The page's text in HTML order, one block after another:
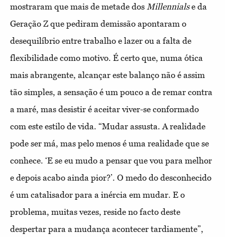
mostraram que mais de metade dos Millennialse da
Geração Z que pediram demissão apontaram o
desequilíbrio entre trabalho e lazer ou a falta de
flexibilidade como motivo. É certo que, numa ótica
mais abrangente, alcançar este balanço não é assim
tão simples, a sensação é um pouco a de remar contra
a maré, mas desistir é aceitar viver-se conformado
com este estilo de vida. “Mudar assusta. A realidade
pode ser má, mas pelo menos é uma realidade que se
conhece. ‘E se eu mudo a pensar que vou para melhor
e depois acabo ainda pior?’. O medo do desconhecido
é um catalisador para a inércia em mudar. E o
problema, muitas vezes, reside no facto deste
despertar para a mudança acontecer tardiamente”,